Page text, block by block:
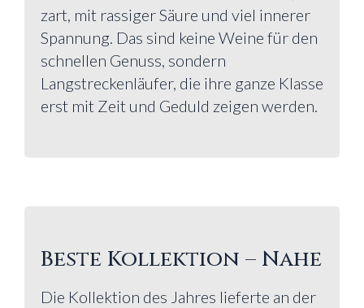
zart, mit rassiger Säure und viel innerer
Spannung. Das sind keine Weine für den
schnellen Genuss, sondern
Langstreckenläufer, die ihre ganze Klasse
erst mit Zeit und Geduld zeigen werden.
Beste Kollektion – Nahe
Die Kollektion des Jahres lieferte an der